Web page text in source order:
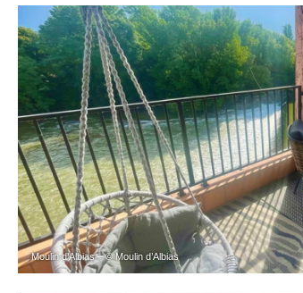
Moulin d’Albias – © Moulin d’Albias